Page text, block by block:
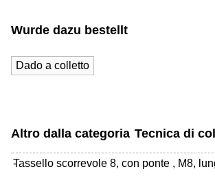
Wurde dazu bestellt
Dado a colletto
Altro dalla categoria Tecnica di
Tassello scorrevole 8, con ponte , M8,
-